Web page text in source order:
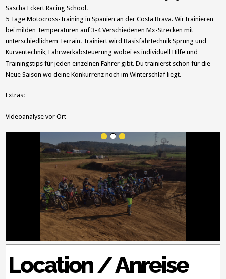
Sascha Eckert Racing School.
5 Tage Motocross-Training in Spanien an der Costa Brava. Wir trainieren
bei milden Temperaturen auf 3-4 Verschiedenen Mx-Strecken mit
unterschiedlichem Terrain. Trainiert wird Basisfahrtechnik Sprung und
Kurventechnik, Fahrwerkabsteuerung wobei es individuell Hilfe und
Trainingstips für jeden einzelnen Fahrer gibt. Du trainierst schon für die
Neue Saison wo deine Konkurrenz noch im Winterschlaf liegt.
Extras:
Videoanalyse vor Ort
Location / Anreise